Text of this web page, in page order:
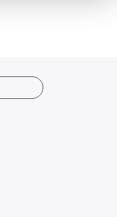
tror att du tycker om. Det
vår trafik och göra